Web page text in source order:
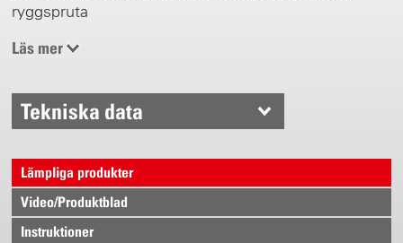
ryggspruta
Läs mer
Tekniska data
Lämpliga produkter
Video/Produktblad
Instruktioner